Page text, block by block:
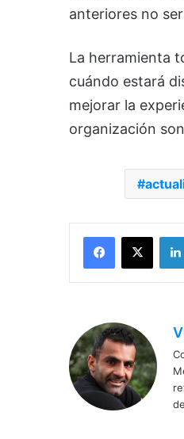
anteriores no
La herramienta
cuándo estará
mejorar la
organización
Facebook
X